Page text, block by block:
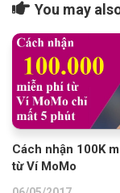
You may
Cách nhận 100K
từ Ví MoMo